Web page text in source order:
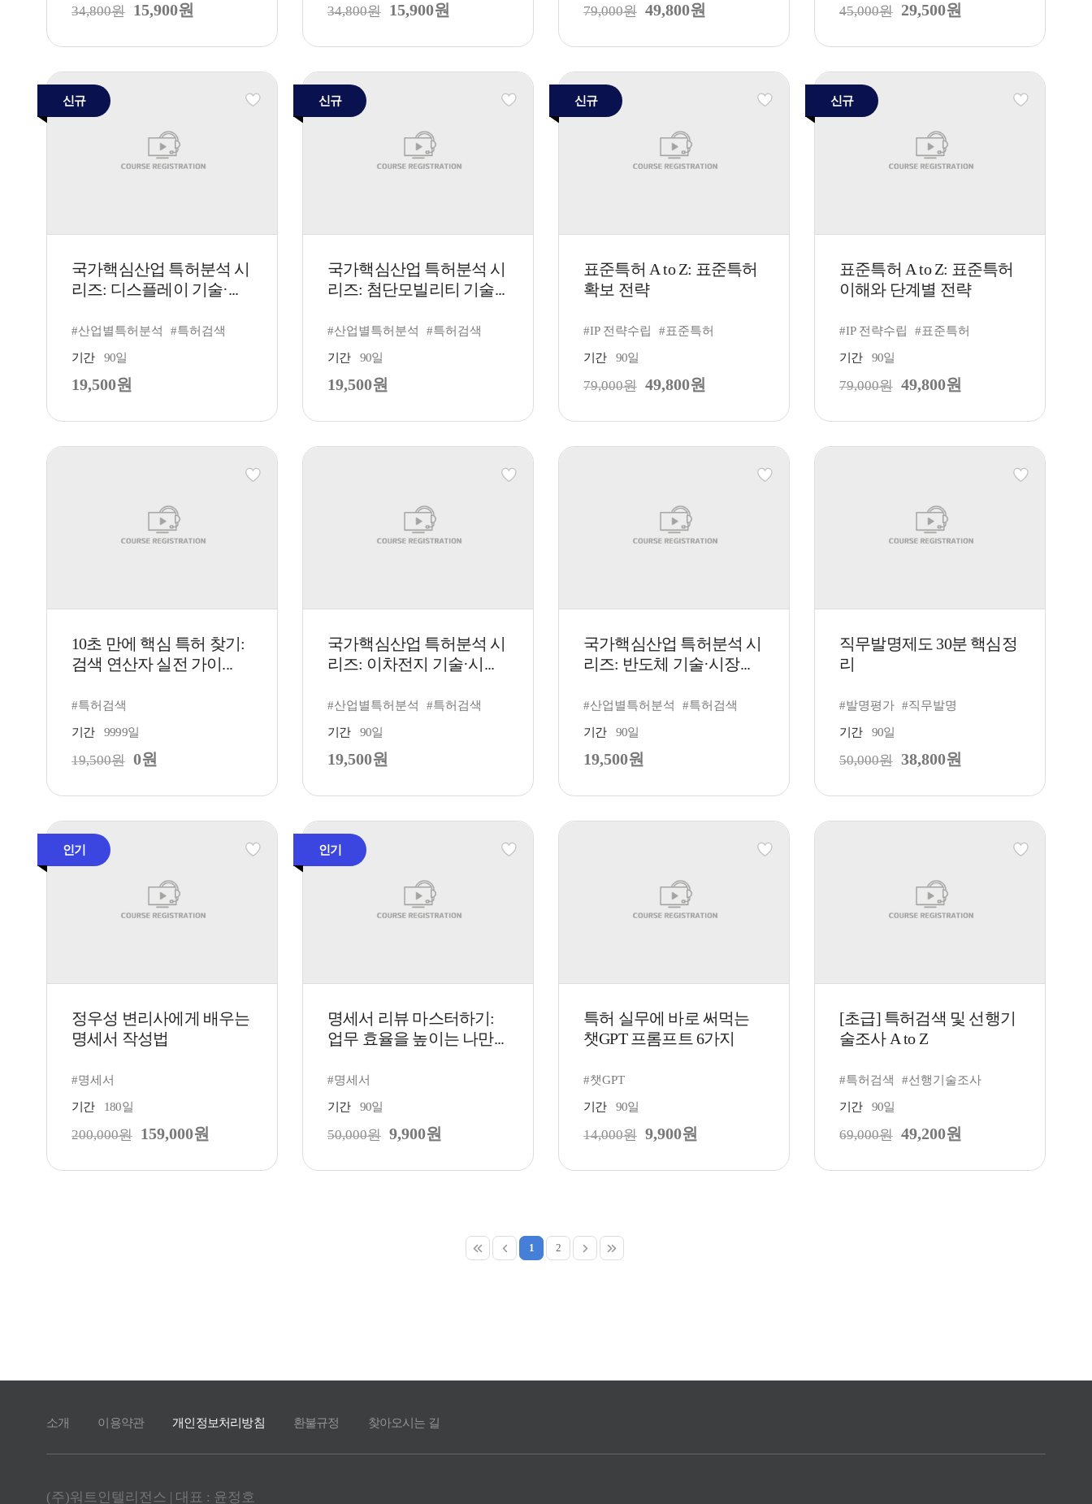
34,800원 15,900원 34,800원 15,900원 79,000원 49,800원 45,000원 29,500원
신규
국가핵심산업 특허분석 시
리즈: 디스플레이 기술·...
#산업별특허분석 #특허검색
기간 90일
19,500원
신규
국가핵심산업 특허분석 시
리즈: 첨단모빌리티 기술...
#산업별특허분석 #특허검색
기간 90일
19,500원
신규
표준특허 A to Z: 표준특허
확보 전략
#IP 전략수립 #표준특허
기간 90일
79,000원 49,800원
신규
표준특허 A to Z: 표준특허
이해와 단계별 전략
#IP 전략수립 #표준특허
기간 90일
79,000원 49,800원
10초 만에 핵심 특허 찾기:
검색 연산자 실전 가이...
#특허검색
기간 9999일
19,500원 0원
국가핵심산업 특허분석 시
리즈: 이차전지 기술·시...
#산업별특허분석 #특허검색
기간 90일
19,500원
국가핵심산업 특허분석 시
리즈: 반도체 기술·시장...
#산업별특허분석 #특허검색
기간 90일
19,500원
직무발명제도 30분 핵심정
리
#발명평가 #직무발명
기간 90일
50,000원 38,800원
인기
정우성 변리사에게 배우는
명세서 작성법
#명세서
기간 180일
200,000원 159,000원
인기
명세서 리뷰 마스터하기:
업무 효율을 높이는 나만...
#명세서
기간 90일
50,000원 9,900원
특허 실무에 바로 써먹는
챗GPT 프롬프트 6가지
#챗GPT
기간 90일
14,000원 9,900원
[초급] 특허검색 및 선행기
술조사 A to Z
#특허검색 #선행기술조사
기간 90일
69,000원 49,200원
1 2
소개 이용약관 개인정보처리방침 환불규정 찾아오시는 길
(주)워트인텔리전스 | 대표 : 윤정호